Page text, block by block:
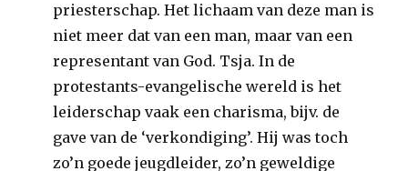
priesterschap. Het lichaam van deze man is
niet meer dat van een man, maar van een
representant van God. Tsja. In de
protestants-evangelische wereld is het
leiderschap vaak een charisma, bijv. de
gave van de ‘verkondiging’. Hij was toch
zo’n goede jeugdleider, zo’n geweldige